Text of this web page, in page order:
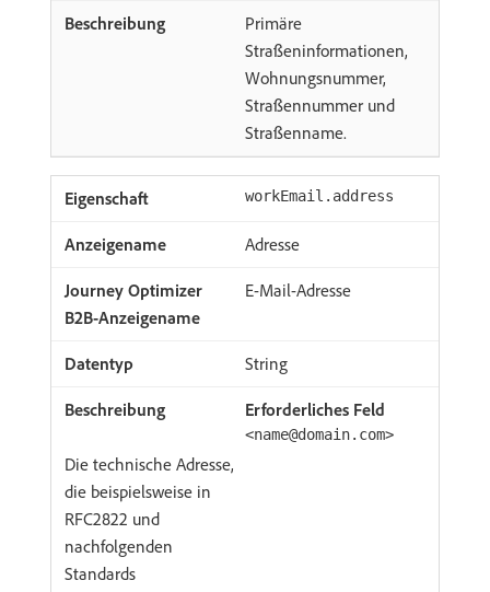
Primäre
Straßeninformationen,
Wohnungsnummer,
Straßennummer und
Straßenname.
workEmail.address
Adresse
E-Mail-Adresse
String
Erforderliches Feld
Die technische Adresse,
die beispielsweise in
RFC2822 und
nachfolgenden
Standards
<name@domain.com>